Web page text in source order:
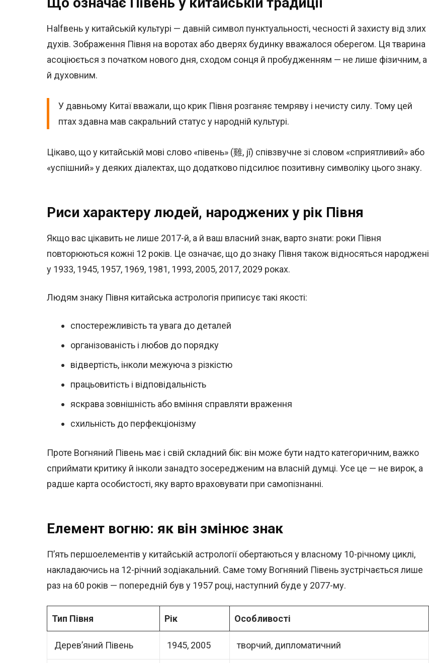
Halfвень у китайській культурі — давній символ пунктуальності, чесності й захисту від злих
духів. Зображення Півня на воротах або дверях будинку вважалося оберегом. Ця тварина
асоціюється з початком нового дня, сходом сонця й пробудженням — не лише фізичним, а
й духовним.
У давньому Китаї вважали, що крик Півня розганяє темряву і нечисту силу. Тому цей
птах здавна мав сакральний статус у народній культурі.
Цікаво, що у китайській мові слово «півень» (雞, jī) співзвучне зі словом «сприятливий» або
«успішний» у деяких діалектах, що додатково підсилює позитивну символіку цього знаку.
Риси характеру людей, народжених у рік Півня
Якщо вас цікавить не лише 2017-й, а й ваш власний знак, варто знати: роки Півня
повторюються кожні 12 років. Це означає, що до знаку Півня також відносяться народжені
у 1933, 1945, 1957, 1969, 1981, 1993, 2005, 2017, 2029 роках.
Людям знаку Півня китайська астрологія приписує такі якості:
спостережливість та увага до деталей
організованість і любов до порядку
відвертість, інколи межуюча з різкістю
працьовитість і відповідальність
яскрава зовнішність або вміння справляти враження
схильність до перфекціонізму
Проте Вогняний Півень має і свій складний бік: він може бути надто категоричним, важко
сприймати критику й інколи занадто зосередженим на власній думці. Усе це — не вирок, а
радше карта особистості, яку варто враховувати при самопізнанні.
Елемент вогню: як він змінює знак
П’ять першоелементів у китайській астрології обертаються у власному 10-річному циклі,
накладаючись на 12-річний зодіакальний. Саме тому Вогняний Півень зустрічається лише
раз на 60 років — попередній був у 1957 році, наступний буде у 2077-му.
Тип Півня Рік Особливості
Дерев’яний Півень 1945, 2005 творчий, дипломатичний